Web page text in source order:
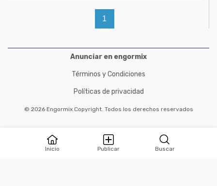
Inicio Publicar Buscar
1
Anunciar en engormix
Términos y Condiciones
Políticas de privacidad
© 2026 Engormix Copyright. Todos los derechos reservados